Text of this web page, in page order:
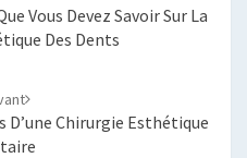
Vous Devez Savoir Sur La
Des Dents
Chirurgie Esthétique